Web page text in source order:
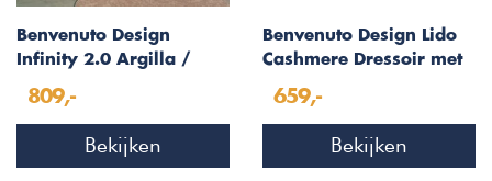
Benvenuto Design
Infinity 2.0 Argilla /
809,-
Bekijken
Benvenuto Design Lido
Cashmere Dressoir met
659,-
Bekijken